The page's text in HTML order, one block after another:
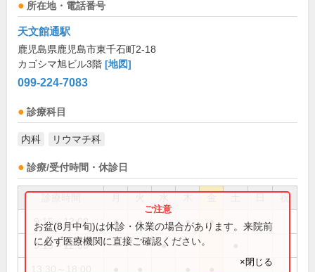
所在地・電話番号
天文館通駅
鹿児島県鹿児島市東千石町2-18
カゴシマ旭ビル3階 [地図]
099-224-7083
診療科目
内科 リウマチ科
診療/受付時間・休診日
祝
9:15～12:00 ● ● ● ●
9:15～12:30 ●
お盆(8月中旬)は休診・休業の場合があります。来院前
に必ず医療機関に直接ご確認ください。
×閉じる